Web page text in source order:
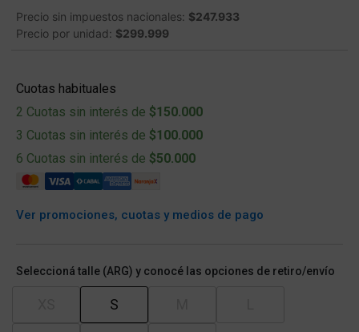
Precio sin impuestos nacionales: $247.933
Precio por unidad: $299.999
Cuotas habituales
2 Cuotas sin interés de $150.000
3 Cuotas sin interés de $100.000
6 Cuotas sin interés de $50.000
Ver promociones, cuotas y medios de pago
Seleccioná talle (ARG) y conocé las opciones de retiro/envío
S